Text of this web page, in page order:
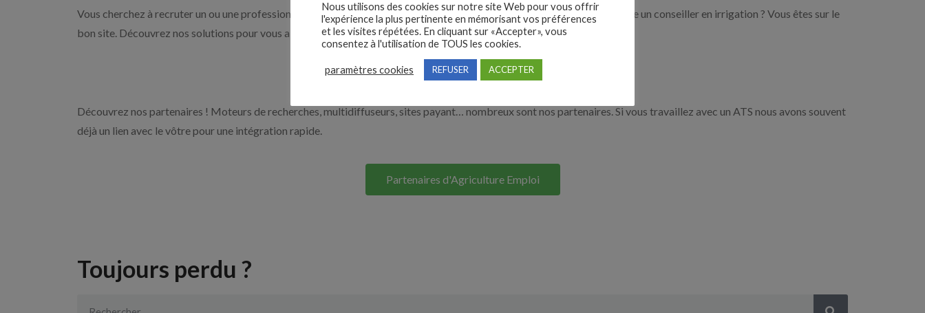
Vous cherchez à recruter un ou une professionnelle de l’agriculture par exemple un tractoriste, un arboriculteur ou encore un conseiller en irrigation ? Vous êtes sur le
bon site. Découvrez nos solutions pour vous aider à recruter en cliquant sur le bouton ci-dessous.
Nos solutions entreprises
Découvrez nos partenaires ! Moteurs de recherches, multidiffuseurs, sites payant… nombreux sont nos partenaires. Si vous travaillez avec un ATS nous avons souvent
déjà un lien avec le vôtre pour une intégration rapide.
Partenaires d'Agriculture Emploi
Toujours perdu ?
Nous utilisons des cookies sur notre site Web pour vous offrir
l'expérience la plus pertinente en mémorisant vos préférences
et les visites répétées. En cliquant sur «Accepter», vous
consentez à l'utilisation de TOUS les cookies.
paramètres cookies REFUSER ACCEPTER